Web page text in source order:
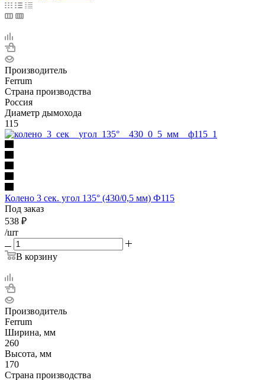
Производитель
Ferrum
Страна производства
Россия
Диаметр дымохода
115
Колено 3 сек. угол 135° (430/0,5 мм) Ф115
Под заказ
538 ₽
/шт
В корзину
Производитель
Ferrum
Ширина, мм
260
Высота, мм
170
Страна производства